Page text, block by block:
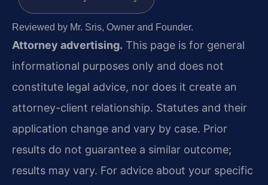
Reviewed by Mr. Sris, Owner and Founder.
Attorney advertising. This page is for general
informational purposes only and does not
constitute legal advice, nor does it create an
attorney-client relationship. Statutes and their
application change and vary by case. Prior
results do not guarantee a similar outcome;
results may vary. For advice about your specific